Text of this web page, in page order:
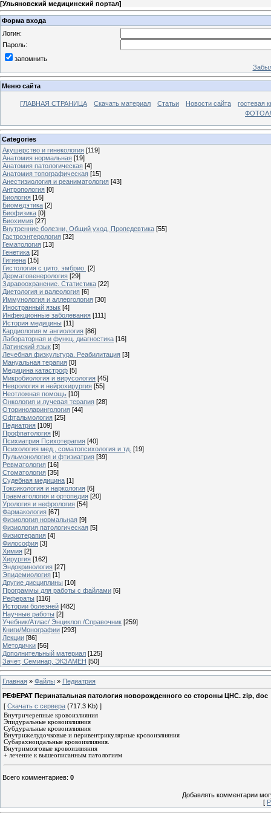
[Ульяновский медицинский портал]
Форма входа
Логин:
Пароль:
запомнить
Меню сайта
ГЛАВНАЯ СТРАНИЦА Скачать материал Статьи Новости сайта
гостевая
Categories
Акушерство и гинекология [119]
Анатомия нормальная [19]
Анатомия патологическая [4]
Анатомия топографическая [15]
Анестизиология и реаниматология [43]
Антропология [0]
Биология [16]
Биомедэтика [2]
Биофизика [0]
Биохимия [27]
Внутренние болезни, Общий уход, Пропедевтика [55]
Гастроэнтерология [32]
Гематология [13]
Генетика [2]
Гигиена [15]
Гистология с цито. эмбрио. [2]
Дерматовенерология [29]
Здравоохранение. Статистика [22]
Диетология и валеология [6]
Иммунология и аллергология [30]
Иностранный язык [4]
Инфекционные заболевания [111]
История медицины [11]
Кардиология м ангиология [86]
Лабораторная и функц. диагностика [16]
Латинский язык [3]
Лечебная физкультура. Реабилитация [3]
Мануальная терапия [0]
Медицина катастроф [5]
Микробиология и вирусология [45]
Неврология и нейрохирургия [55]
Неотложная помощь [10]
Онкология и лучевая терапия [28]
Оториноларингология [44]
Офтальмология [25]
Педиатрия [109]
Профпатология [9]
Психиатрия Психотерапия [40]
Психология мед., соматопсихология и тд. [19]
Пульмонология и фтизиатрия [39]
Ревматология [16]
Стоматология [35]
Судебная медицина [1]
Токсикология и наркология [6]
Травматология и ортопедия [20]
Урология и нефрология [54]
Фармакология [67]
Физиология нормальная [9]
Физиология патологическая [5]
Физиотерапия [4]
Философия [3]
Химия [2]
Хирургия [162]
Эндокринология [27]
Эпидемиология [1]
Другие дисциплины [10]
Программы для работы с файлами [6]
Рефераты [116]
Истории болезней [482]
Научные работы [2]
Учебник/Атлас/ Энциклоп./Справочник [259]
Книги/Монографии [293]
Лекции [86]
Методички [56]
Дополнительный материал [125]
Зачет, Семинар, ЭКЗАМЕН [50]
Главная » Файлы » Педиатрия
РЕФЕРАТ Перинатальная патология новорожденного со стороны ЦНС. zip, doc
[ Скачать с сервера (717.3 Kb) ]
Внутричерепные кровоизлияния
Эпидуральные кровоизлияния
Субдуральные кровоизлияния
Внутрижелудочковые и перивентрикулярные кровоизлияния
Субарахноидальные кровоизлияния.
Внутримозговые кровоизлияния
+ лечение к вышеописанным патологиям
Всего комментариев: 0
Добавлять комментарии
[